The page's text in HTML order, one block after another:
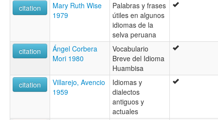
citation
Mary Ruth Wise
1979
Palabras y frases
útiles en algunos
idiomas de la
selva peruana
citation
Ángel Corbera
Mori 1980
Vocabulario
Breve del Idioma
Huambisa
citation
Villarejo, Avencio
1959
Idiomas y
dialectos
antiguos y
actuales